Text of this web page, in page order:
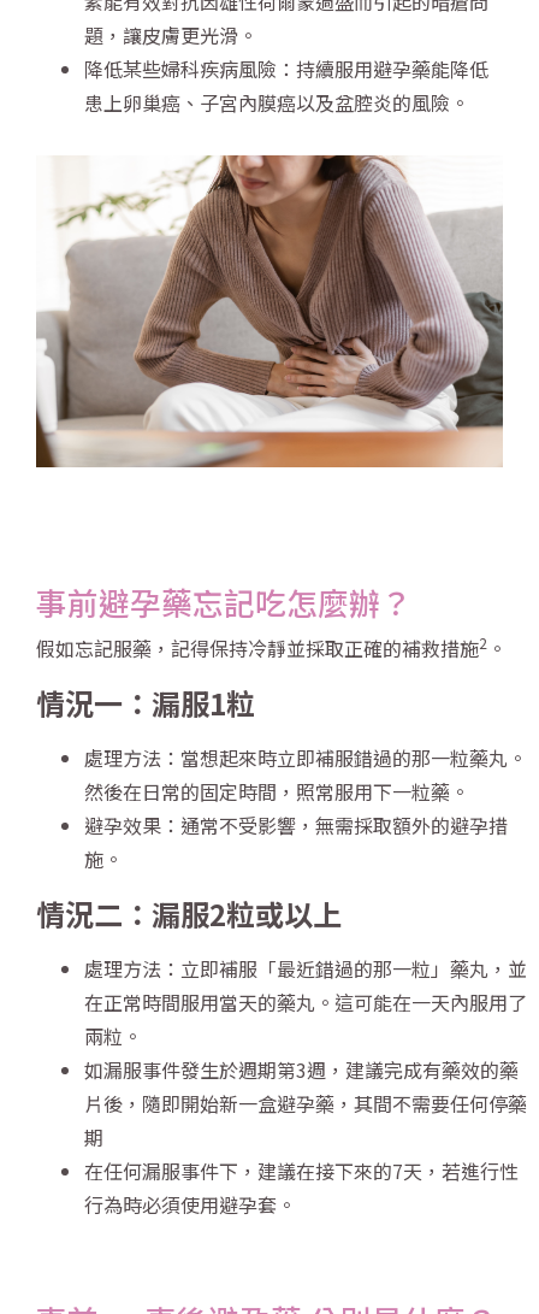
題，讓皮膚更光滑。
降低某些婦科疾病風險：持續服用避孕藥能降低
患上卵巢癌、子宮內膜癌以及盆腔炎的風險。
事前避孕藥忘記吃怎麼辦？
假如忘記服藥，記得保持冷靜並採取正確的補救措施2 。
情況一：漏服1粒
處理方法：當想起來時立即補服錯過的那一粒藥丸。
然後在日常的固定時間，照常服用下一粒藥。
避孕效果：通常不受影響，無需採取額外的避孕措
施。
情況二：漏服2粒或以上
處理方法：立即補服「最近錯過的那一粒」藥丸，並
在正常時間服用當天的藥丸。這可能在一天內服用了
兩粒。
如漏服事件發生於週期第3週，建議完成有藥效的藥
片後，隨即開始新一盒避孕藥，其間不需要任何停藥
期
在任何漏服事件下，建議在接下來的7天，若進行性
行為時必須使用避孕套。